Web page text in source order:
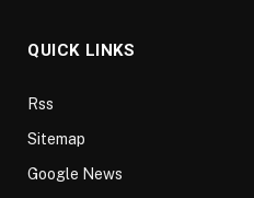
QUICK LINKS
Rss
Sitemap
Google News